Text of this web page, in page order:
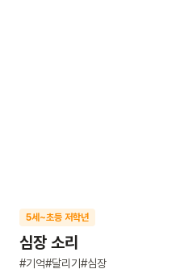
5세~초등 저학년
심장 소리
#기억#달리기 #심장